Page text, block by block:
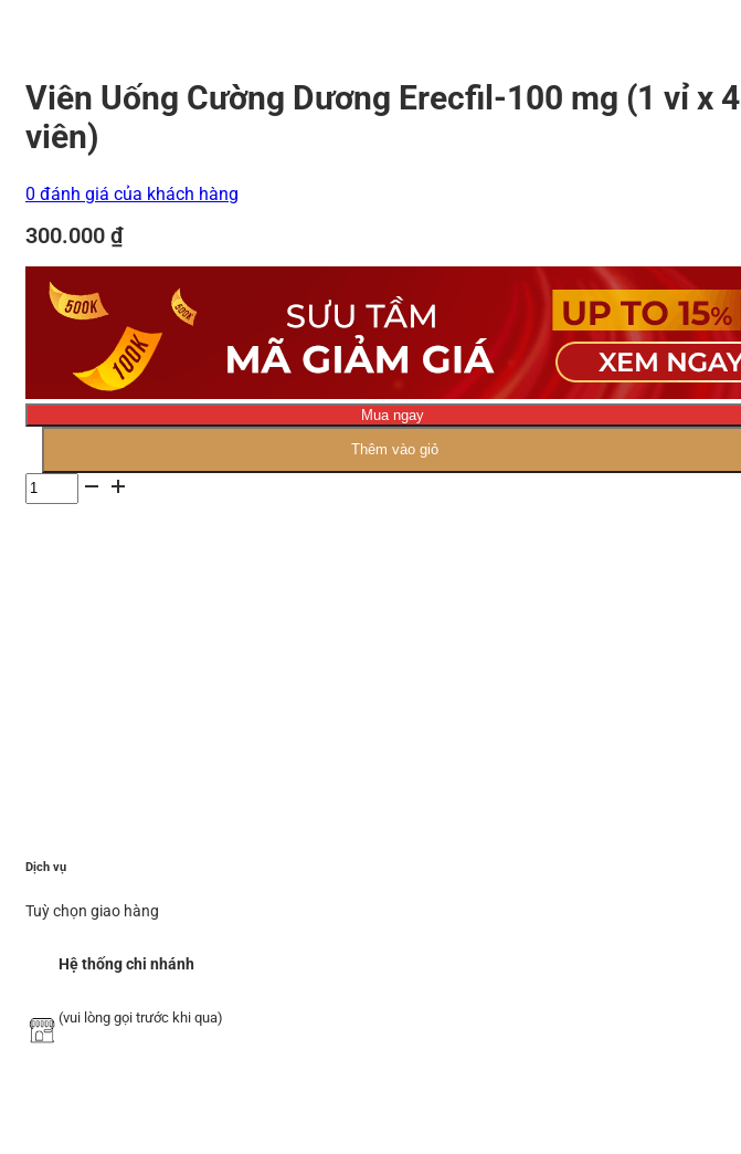
Viên Uống Cường Dương Erecfil-100 mg (1 vỉ x 4
viên)
0 đánh giá của khách hàng
300.000 ₫
Số
lượng
Thêm vào giỏ
Mua ngay
Dịch vụ
Tuỳ chọn giao hàng
Hệ thống chi nhánh
(vui lòng gọi trước khi qua)